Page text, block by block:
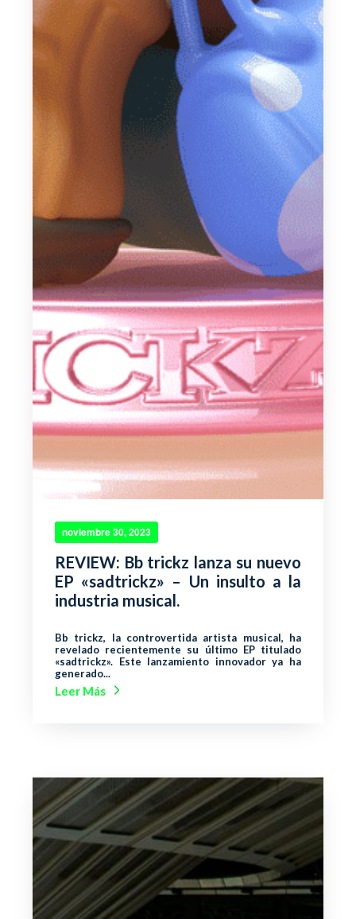
noviembre 30, 2023
REVIEW: Bb trickz lanza su nuevo
EP «sadtrickz» – Un insulto a la
industria musical.
Bb trickz, la controvertida artista musical, ha
revelado recientemente su último EP titulado
«sadtrickz». Este lanzamiento innovador ya ha
generado...
Leer Más